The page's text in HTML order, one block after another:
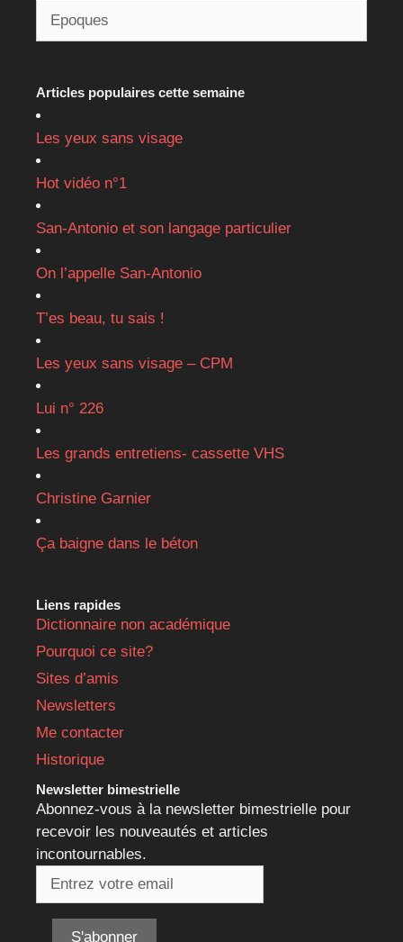
Articles populaires cette semaine
Les yeux sans visage
Hot vidéo n°1
San-Antonio et son langage particulier
On l’appelle San-Antonio
T’es beau, tu sais !
Les yeux sans visage – CPM
Lui n° 226
Les grands entretiens- cassette VHS
Christine Garnier
Ça baigne dans le béton
Liens rapides
Dictionnaire non académique
Pourquoi ce site?
Sites d’amis
Newsletters
Me contacter
Historique
Newsletter bimestrielle
Abonnez-vous à la newsletter bimestrielle pour
recevoir les nouveautés et articles
incontournables.